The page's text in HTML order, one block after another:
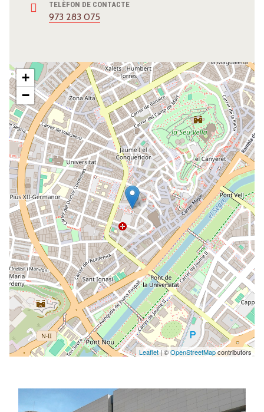
TELÈFON DE CONTACTE
973 283 075
+
−
Leaflet| ©OpenStreetMapcontributors